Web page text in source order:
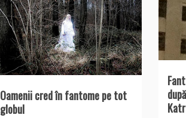
Oamenii cred în fantome pe tot
globul